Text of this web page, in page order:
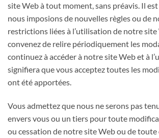
site Web à tout moment, sans préavis. Il
nous imposions de nouvelles règles ou de
restrictions liées à l’utilisation de notre site
convenez de relire périodiquement les
continuez à accéder à notre site Web et à
signifiera que vous acceptez toutes les
ont été apportées.
Vous admettez que nous ne serons pas
envers vous ou un tiers pour toute
ou cessation de notre site Web ou de